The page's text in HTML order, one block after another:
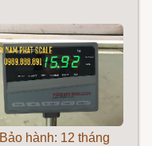
Bảo hành: 12 tháng